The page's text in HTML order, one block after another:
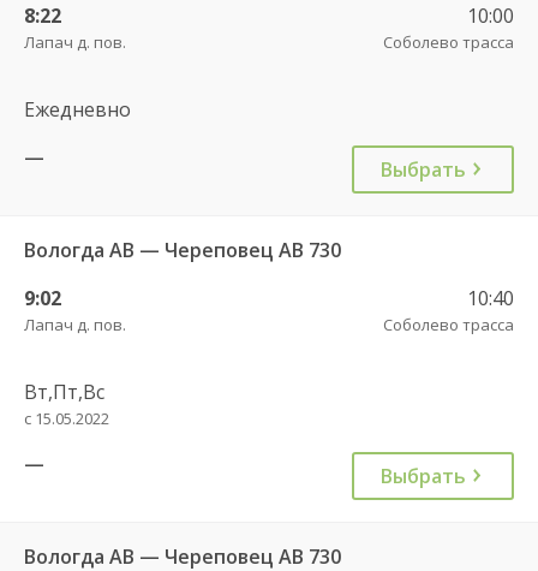
8:22
Лапач д. пов.
10:00
Соболево трасса
Ежедневно
—
Выбрать
Вологда АВ — Череповец АВ 730
9:02
Лапач д. пов.
10:40
Соболево трасса
Вт,Пт,Вс
с 15.05.2022
— Выбрать
Вологда АВ — Череповец АВ 730